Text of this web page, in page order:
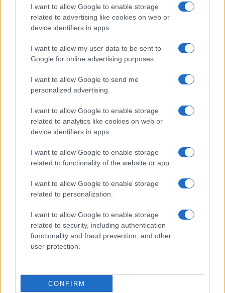
I want to allow Google to enable storage
related to advertising like cookies on web or
device identifiers in apps.
I want to allow my user data to be sent to
Google for online advertising purposes.
I want to allow Google to send me
personalized advertising.
I want to allow Google to enable storage
related to analytics like cookies on web or
device identifiers in apps.
I want to allow Google to enable storage
related to functionality of the website or app.
I want to allow Google to enable storage
related to personalization.
I want to allow Google to enable storage
related to security, including authentication
functionality and fraud prevention, and other
user protection.
CONFIRM